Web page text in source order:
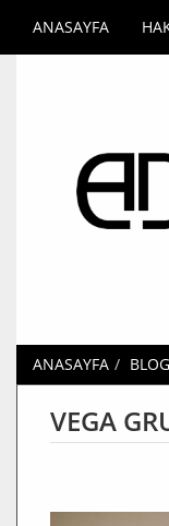
ANASAYFA
ANASAYFA BLOG
VEGA